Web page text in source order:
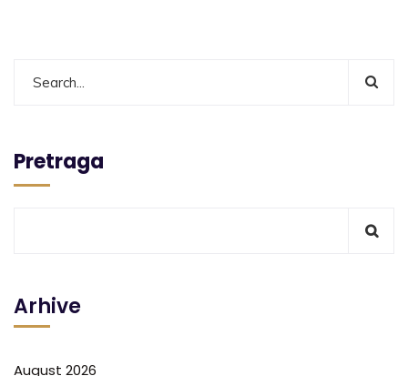
Pretraga
Arhive
August 2026